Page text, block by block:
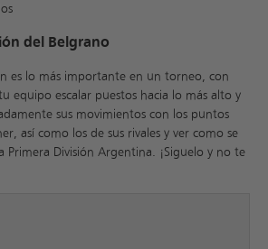
del Belgrano
es lo más importante en un torneo, con
equipo escalar puestos hacia lo más alto y
sus movimientos con los puntos
así como los de sus rivales y ver como se
Primera División Argentina. ¡Siguelo y no te